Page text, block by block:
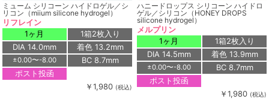
ミューム シリコーン ハイドロゲル／シ
リコン（miium silicone hydrogel）
リフレイン
1ヶ月
1箱2枚入り
DIA 14.0mm
着色 13.2mm
±0.00〜-8.00
BC 8.7mm
ポスト投函
￥1,980 (税込)
ハニードロップス シリコーン ハイドロ
ゲル／シリコン（HONEY DROPS
silicone hydrogel）
メルプリン
1ヶ月
1箱2枚入り
DIA 14.5mm
着色 13.9mm
±0.00〜-8.00
BC 8.7mm
ポスト投函
￥1,980 (税込)